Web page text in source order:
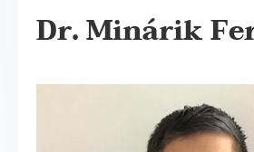
Dr. Minárik